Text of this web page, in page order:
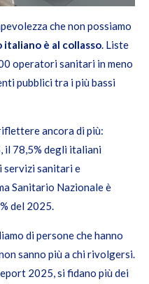
che non possiamo
italiano è al collasso. Liste
operatori sanitari in meno
pubblici tra i più bassi
ancora di più:
il 78,5% degli italiani
servizi sanitari e
Sanitario Nazionale è
del 2025.
di persone che hanno
sanno più a chi rivolgersi.
2025, si fidano più dei